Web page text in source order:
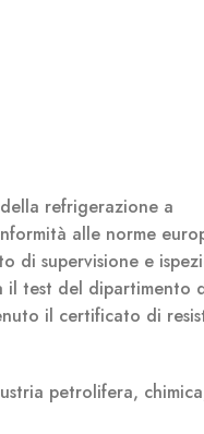
refrigerazione a
alle norme
di supervisione e
il test del dipartimento
il certificato di
petrolifera,